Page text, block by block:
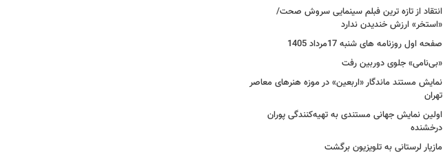
انتقاد از تازه ترین فبلم سینمایی سروش صحت/
«استخر» ارزش خندیدن ندارد
صفحه اول روزنامه های شنبه 17مرداد 1405
«بی‌نامی» جلوی دوربین رفت
نمایش مستند ماندگار «اربعین» در موزه هنرهای معاصر
تهران
اولین نمایش جهانی مستندی به تهیه‌کنندگی پوران
درخشنده
مازیار لرستانی به تلویزیون برگشت